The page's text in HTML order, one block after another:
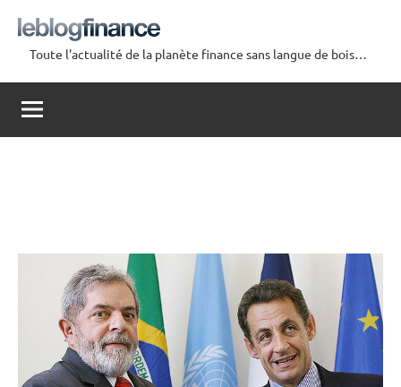
contenu
Le
Blog
Finance
Toute l'actualité de la planète finance sans langue de bois…